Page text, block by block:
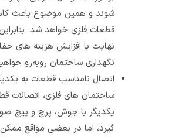
شوند و همین موضوع باعث کاهش ابعاد
قطعات فلزی خواهد شد. بنابراین، در
نهایت با افزایش هزینه‌ های حفاظت و
نگهداری ساختمان روبه‌رو خواهید شد.
اتصال نامناسب قطعات به یکدیگر: در
ساختمان‌ های فلزی، اتصالات قطعات به
یکدیگر با جوش، پرچ و پیچ صورت می‌
گیرد، اما در بعضی مواقع ممکن است به